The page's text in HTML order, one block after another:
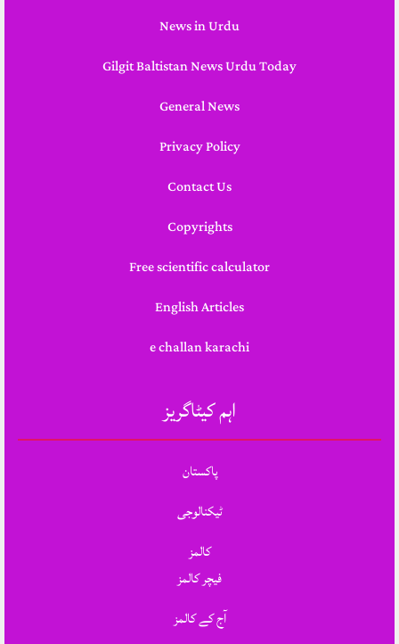
News in Urdu
Gilgit Baltistan News Urdu Today
General News
Privacy Policy
Contact Us
Copyrights
Free scientific calculator
English Articles
e challan karachi
اہم کیٹاگریز
پاکستان
ٹیکنالوجی
کالمز
فیچر کالمز
آج کے کالمز